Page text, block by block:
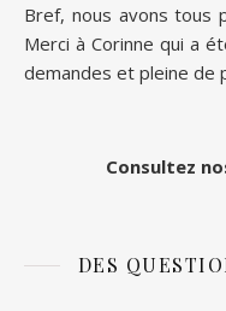
Bref, nous avons tous
Merci à Corinne qui a
demandes et pleine de
Consultez
DES